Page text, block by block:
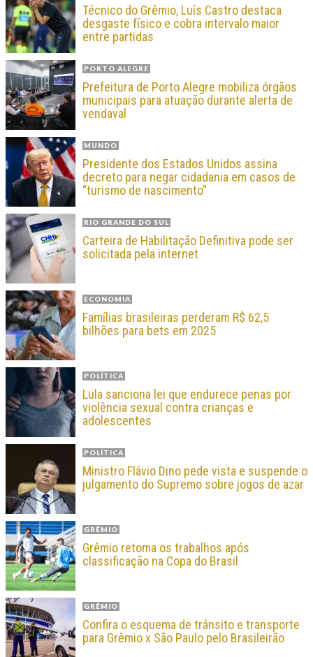
Técnico do Grêmio, Luís Castro destaca
desgaste físico e cobra intervalo maior
entre partidas
PORTO ALEGRE
Prefeitura de Porto Alegre mobiliza órgãos
municipais para atuação durante alerta de
vendaval
MUNDO
Presidente dos Estados Unidos assina
decreto para negar cidadania em casos de
“turismo de nascimento”
RIO GRANDE DO SUL
Carteira de Habilitação Definitiva pode ser
solicitada pela internet
ECONOMIA
Famílias brasileiras perderam R$ 62,5
bilhões para bets em 2025
POLÍTICA
Lula sanciona lei que endurece penas por
violência sexual contra crianças e
adolescentes
POLÍTICA
Ministro Flávio Dino pede vista e suspende o
julgamento do Supremo sobre jogos de azar
GRÊMIO
Grêmio retoma os trabalhos após
classificação na Copa do Brasil
GRÊMIO
Confira o esquema de trânsito e transporte
para Grêmio x São Paulo pelo Brasileirão